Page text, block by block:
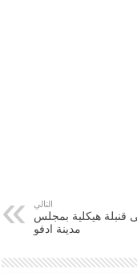
التالي
قنبلة هيكلية بمجلس
مدينة ادفو